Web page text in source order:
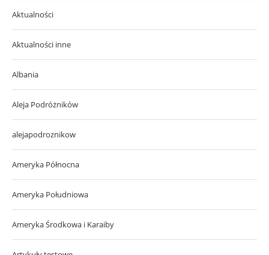
Aktualności
Aktualności inne
Albania
Aleja Podróżników
alejapodroznikow
Ameryka Północna
Ameryka Południowa
Ameryka Środkowa i Karaiby